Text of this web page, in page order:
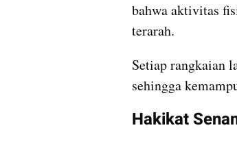
bahwa aktivitas
terarah.
Setiap rangkaian
sehingga
Hakikat